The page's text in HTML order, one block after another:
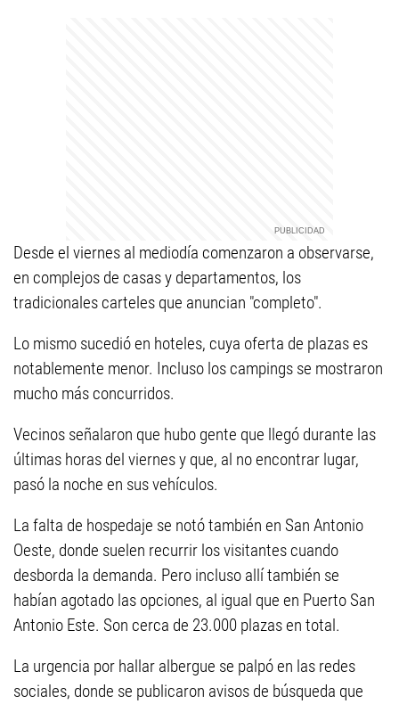
Desde el viernes al mediodía comenzaron a observarse,
en complejos de casas y departamentos, los
tradicionales carteles que anuncian "completo".
Lo mismo sucedió en hoteles, cuya oferta de plazas es
notablemente menor. Incluso los campings se mostraron
mucho más concurridos.
Vecinos señalaron que hubo gente que llegó durante las
últimas horas del viernes y que, al no encontrar lugar,
pasó la noche en sus vehículos.
La falta de hospedaje se notó también en San Antonio
Oeste, donde suelen recurrir los visitantes cuando
desborda la demanda. Pero incluso allí también se
habían agotado las opciones, al igual que en Puerto San
Antonio Este. Son cerca de 23.000 plazas en total.
La urgencia por hallar albergue se palpó en las redes
sociales, donde se publicaron avisos de búsqueda que